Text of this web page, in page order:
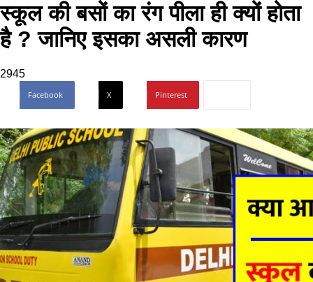
स्कूल की बसों का रंग पीला ही क्यों होता
है ? जानिए इसका असली कारण
2945
Facebook X Pinterest